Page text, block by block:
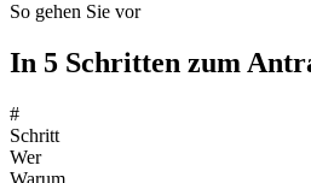
So gehen Sie vor
In 5 Schritten zum
#
Schritt
Wer
Warum